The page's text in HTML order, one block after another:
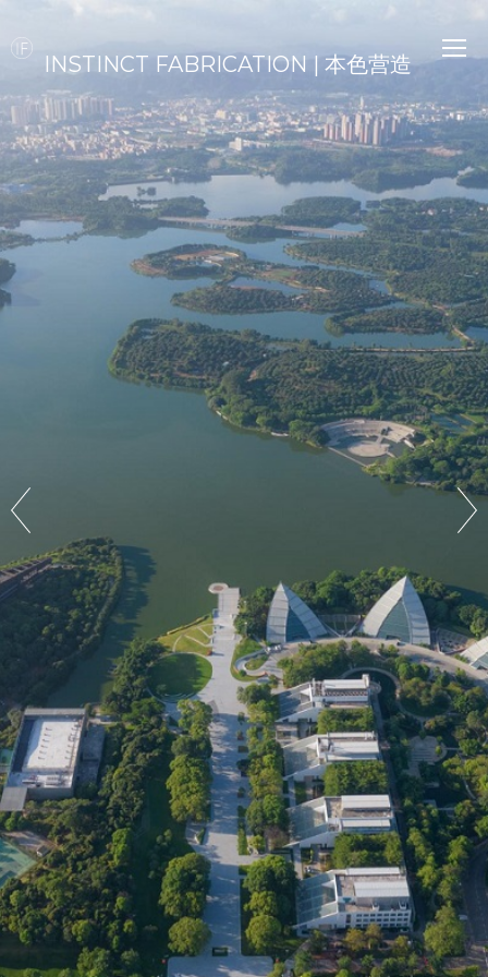
INSTINCT FABRICATION | 本色营造